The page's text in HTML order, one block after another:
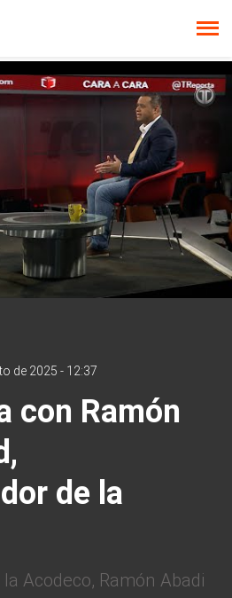
de 2025 - 12:37
con Ramón
de la
Acodeco, Ramón Abadi